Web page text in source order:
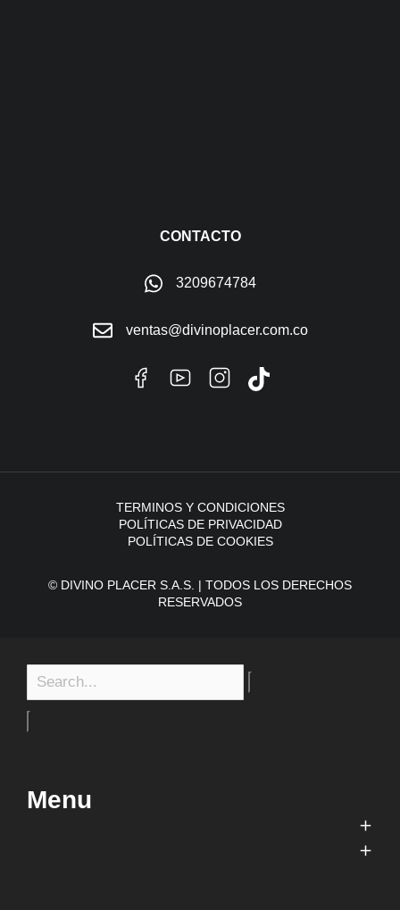
CONTACTO
3209674784
ventas@divinoplacer.com.co
© DIVINO PLACER S.A.S. | TODOS LOS DERECHOS
RESERVADOS
TERMINOS Y CONDICIONES
POLÍTICAS DE PRIVACIDAD
POLÍTICAS DE COOKIES
Menu